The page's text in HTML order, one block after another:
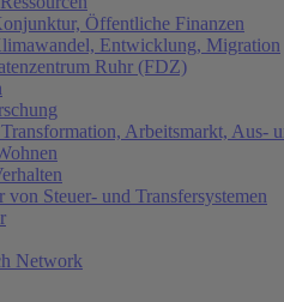
Öffentliche Finanzen
Entwicklung, Migration
Ruhr (FDZ)
Arbeitsmarkt, Aus-
Steuer- und Transfersystemen
Network